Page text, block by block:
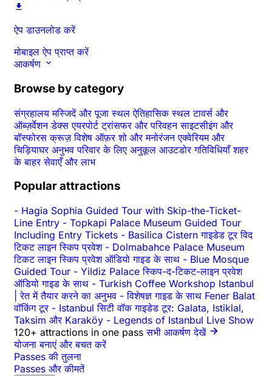
ऐप डाउनलोड करें
मोबाइल ऐप प्राप्त करें
आकर्षण
Browse by category
संग्रहालयमस्जिदें और पूजा स्थलऐतिहासिक स्थलटावर्स और
ऑब्ज़र्वेशन डेक्सएयरपोर्ट ट्रांसफर और परिवहनसाइटसीइंग और
बॉस्फोरस क्रूज़विशेष ऑफ़रशो और मनोरंजनएक्वेरियम और
चिड़ियाघर अनुभवपरिवार के लिए अनुकूल आउटडोर गतिविधियाँशहर
के बाहरसेवाएँ और लाभ
Popular attractions
- Hagia Sophia Guided Tour with Skip-the-Ticket-
Line Entry - Topkapi Palace Museum Guided Tour
Including Entry Tickets - Basilica Cistern गाइडेड टूर विद
टिकट लाइन स्किप प्रवेश - Dolmabahce Palace Museum
टिकट लाइन स्किप प्रवेश ऑडियो गाइड के साथ - Blue Mosque
Guided Tour - Yildiz Palace स्किप-द-टिकट-लाइन प्रवेश
ऑडियो गाइड के साथ - Turkish Coffee Workshop Istanbul
| रेत में तैयार करने का अनुभव - विशेषज्ञ गाइड के साथ Fener Balat
वॉकिंग टूर - Istanbul सिटी वॉक गाइडेड टूर: Galata, Istiklal,
Taksim और Karaköy - Legends of Istanbul Live Show
120+ attractions in one pass सभी आकर्षण देखें
योजना बनाएं और बचत करें
Passes की तुलना
Passes और कीमतें